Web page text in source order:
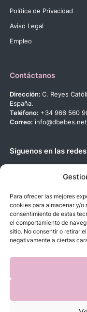
Para ofrecer las mejores
cookies para almacenar y/o
consentimiento de estas
el comportamiento de
sitio. No consentir o retirar
negativamente a ciertas
Política de Privacidad
Aviso Legal
Empleo
Contáctanos
Dirección: C. Reyes
España.
Teléfono: +34 966 560
Correo: info@dbebes.net
Síguenos en las
Copyright © 2023